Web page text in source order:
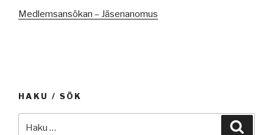
Medlemsansökan – Jäsenanomus
HAKU / SÖK